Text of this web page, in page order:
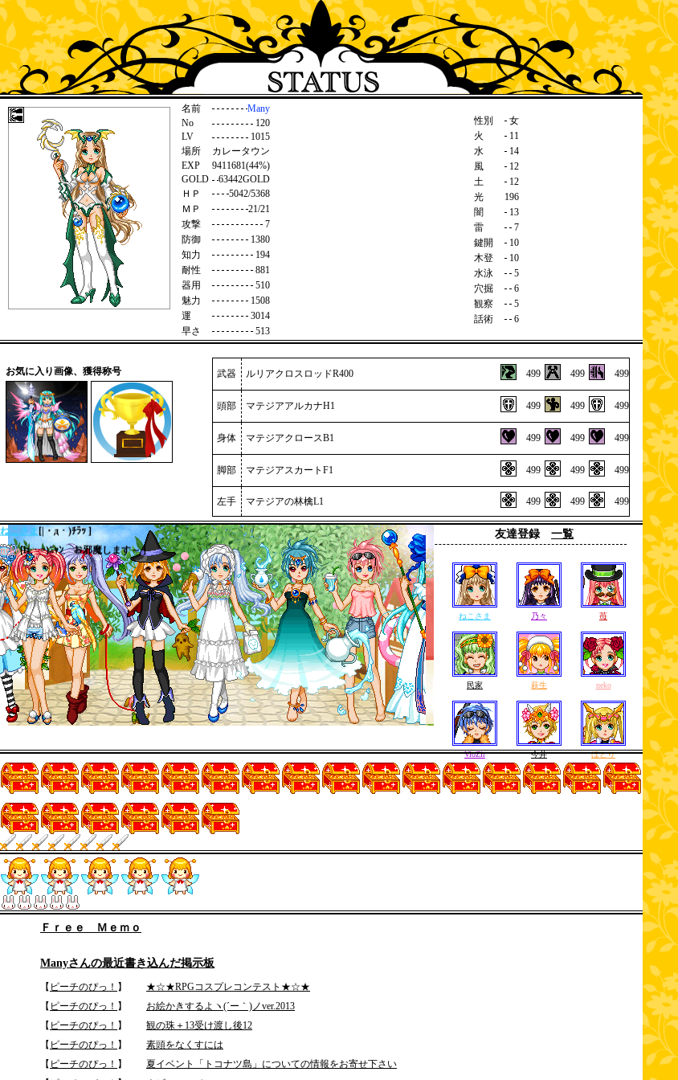
名前
Many
No
120
LV
1015
場所
カレータウン
EXP
9411681(44%)
GOLD
63442GOLD
ＨＰ
5042/5368
ＭＰ
21/21
攻撃
7
防御
1380
知力
194
耐性
881
器用
510
魅力
1508
運
3014
早さ
513
性別
女
火
11
水
14
風
12
土
12
光
196
闇
13
雷
7
鍵開
10
木登
10
水泳
5
穴掘
6
観察
5
話術
6
お気に入り画像、獲得称号 武器 ルリアクロスロッドR400 499 499 499
頭部 マテジアアルカナH1 499 499 499
身体 マテジアクロースB1 499 499 499
脚部 マテジアスカートF1 499 499 499
左手 マテジアの林檎L1 499 499 499
優希[優希でぇす♪これからもよろしく☆ ]
neko[lｪ・=)ﾆｬﾝ お邪魔します～ ] 友達登録 一覧
ねこさま 乃々 苺
民家 萩生 neko
VioZir 今井 ほとり
Ｆｒｅｅ Ｍｅｍｏ
Manyさんの最近書き込んだ掲示板
【 ピーチのぴっ！ 】 ★☆★RPGコスプレコンテスト★☆★
【 ピーチのぴっ！ 】 お絵かきするよヽ(´ー｀)ノver.2013
【 ピーチのぴっ！ 】 観の珠＋13受け渡し後12
【 ピーチのぴっ！ 】 素頭をなくすには
【 ピーチのぴっ！ 】 夏イベント「トコナツ島」についての情報をお寄せ下さい